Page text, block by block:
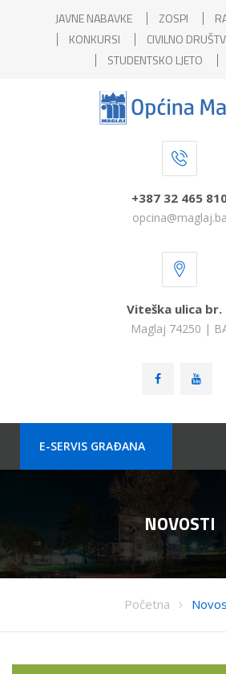
JAVNE NABAVKE ZOSPI
KONKURSI
CIVILNO
STUDENTSKO LJETO
+387 32 465
opcina@maglaj.ba
Viteška ulica br.
Maglaj 74250 |
E-SERVIS GRAÐANA
NOVOSTI
Početna